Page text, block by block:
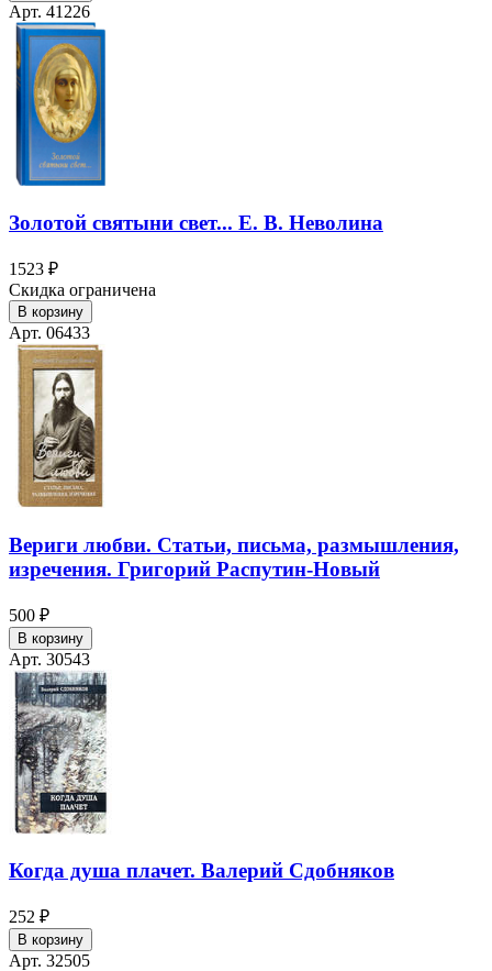
Арт. 41226
Золотой святыни свет... Е. В. Неволина
1523 ₽
Скидка ограничена
В корзину
Арт. 06433
Вериги любви. Статьи, письма, размышления,
изречения. Григорий Распутин-Новый
500 ₽
В корзину
Арт. 30543
Когда душа плачет. Валерий Сдобняков
252 ₽
В корзину
Арт. 32505